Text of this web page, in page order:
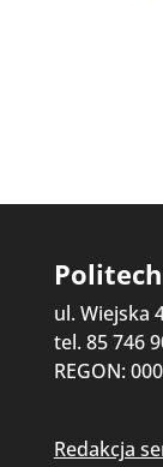
ul. Wiejska
tel. 85 746
REGON:
Redakcja